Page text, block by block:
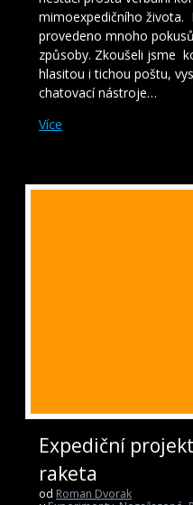
mimoexpedičního života.
provedeno mnoho
způsoby. Zkoušeli jsme
hlasitou i tichou poštu,
chatovací nástroje…
Více
Expediční
raketa
od Roman Dvorak